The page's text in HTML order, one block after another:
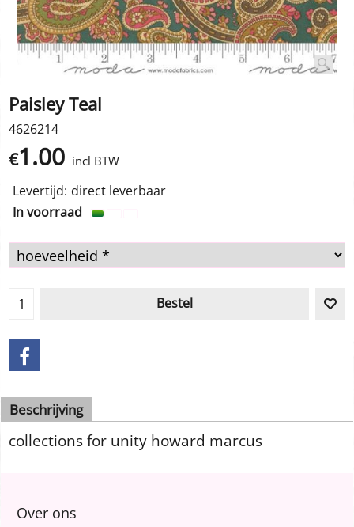
Paisley Teal
4626214
€1.00 incl BTW
Levertijd: direct leverbaar
In voorraad
Bestel
Beschrijving
collections for unity howard marcus
Over ons